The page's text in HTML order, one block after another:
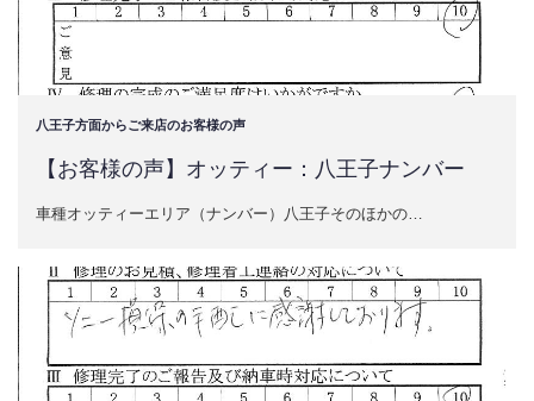
八王子方面からご来店のお客様の声
【お客様の声】オッティー：八王子ナンバー
車種オッティーエリア（ナンバー）八王子そのほかの…